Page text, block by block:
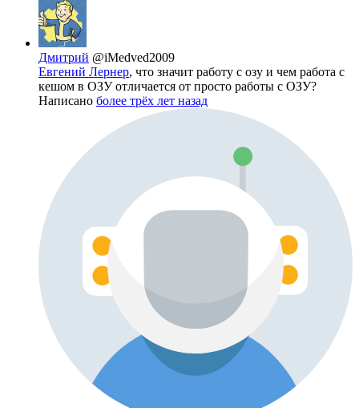
Дмитрий @iMedved2009
Евгений Лернер, что значит работу с озу и чем работа с
кешом в ОЗУ отличается от просто работы с ОЗУ?
Написано более трёх лет назад